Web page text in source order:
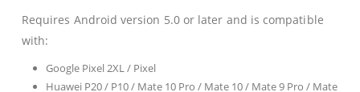
Requires Android version 5.0 or later and is compatible
with:
Google Pixel 2XL / Pixel
Huawei P20 / P10 / Mate 10 Pro / Mate 10 / Mate 9 Pro / Mate